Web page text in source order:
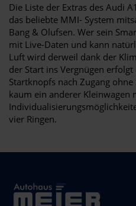
Die Liste der Extras des Audi
das beliebte MMI- System
Bang & Olufsen. Wer sein
mit Live-Daten und kann
Luft wird derweil dank der
der Start ins Vergnügen
Startknopfs nach Zugang
kaum ein anderer Kleinwagen
vier Ringen.